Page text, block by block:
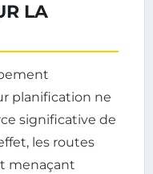
LA
planification ne
significative de
les routes
menaçant